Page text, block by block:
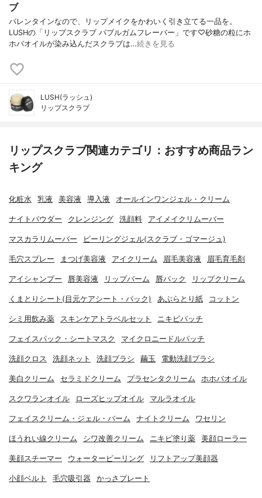
ブ
バレンタインなので、リップメイクをかわいく引き立てる一品を。
LUSHの「リップスクラブ バブルガムフレーバー」です♡砂糖の粒にホ
ホバオイルが染み込んだスクラブは…続きを見る
LUSH(ラッシュ)
リップスクラブ
リップスクラブ関連カテゴリ：おすすめ商品ラン
キング
化粧水 乳液 美容液 導入液 オールインワンジェル・クリーム
ナイトパウダー クレンジング 洗顔料 アイメイクリムーバー
マスカラリムーバー ピーリングジェル(スクラブ・ゴマージュ)
毛穴スプレー まつげ美容液 アイクリーム 眉毛美容液 眉毛育毛剤
アイシャンプー 唇美容液 リップバーム 唇パック リップクリーム
くまとりシート(目元ケアシート・パック) あぶらとり紙 コットン
シミ用飲み薬 スキンケアトラベルセット ニキビパッチ
フェイスパック・シートマスク マイクロニードルパッチ
洗顔クロス 洗顔ネット 洗顔ブラシ 繭玉 電動洗顔ブラシ
美白クリーム セラミドクリーム プラセンタクリーム ホホバオイル
スクワランオイル ローズヒップオイル マルラオイル
フェイスクリーム・ジェル・バーム ナイトクリーム ワセリン
ほうれい線クリーム シワ改善クリーム ニキビ塗り薬 美顔ローラー
美顔スチーマー ウォーターピーリング リフトアップ美顔器
小顔ベルト 毛穴吸引器 かっさプレート